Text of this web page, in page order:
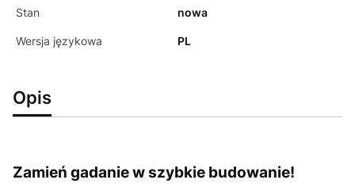
Stan nowa
Wersja językowa PL
Opis
Zamień gadanie w szybkie budowanie!